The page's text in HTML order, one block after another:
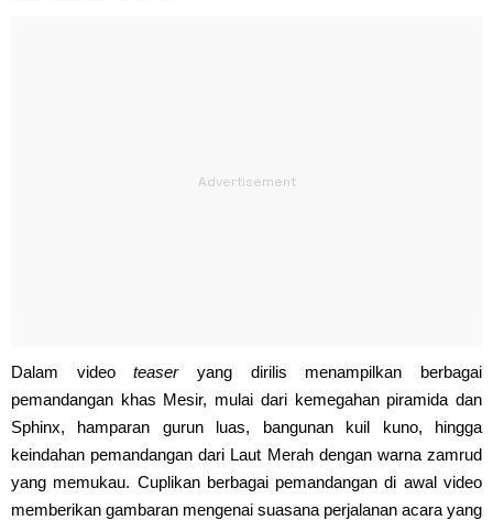
Dalam videoteaseryang dirilis menampilkan berbagai
pemandangan khas Mesir, mulai dari kemegahan piramida dan
Sphinx, hamparan gurun luas, bangunan kuil kuno, hingga
keindahan pemandangan dari Laut Merah dengan warna zamrud
yang memukau. Cuplikan berbagai pemandangan di awal video
memberikan gambaran mengenai suasana perjalanan acara yang